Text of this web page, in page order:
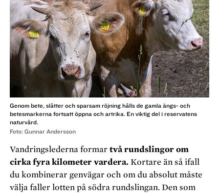
Genom bete, slåtter och sparsam röjning hålls de gamla ängs- och
betesmarkerna fortsatt öppna och artrika. En viktig del i reservatens
naturvård.
Foto: Gunnar Andersson
Vandringslederna formar två rundslingor om
cirka fyra kilometer vardera. Kortare än så ifall
du kombinerar genvägar och om du absolut måste
välja faller lotten på södra rundslingan. Den som